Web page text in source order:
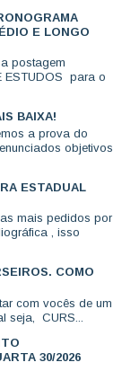
E LONGO
postagem
ESTUDOS para o
BAIXA!
a prova do
objetivos
ESTADUAL
mais pedidos por
, isso
COMO
com vocês de um
seja, CURS...
30/2026